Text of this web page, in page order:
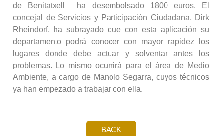
de Benitatxell ha desembolsado 1800 euros. El
concejal de Servicios y Participación Ciudadana, Dirk
Rheindorf, ha subrayado que con esta aplicación su
departamento podrá conocer con mayor rapidez los
lugares donde debe actuar y solventar antes los
problemas. Lo mismo ocurrirá para el área de Medio
Ambiente, a cargo de Manolo Segarra, cuyos técnicos
ya han empezado a trabajar con ella.
BACK